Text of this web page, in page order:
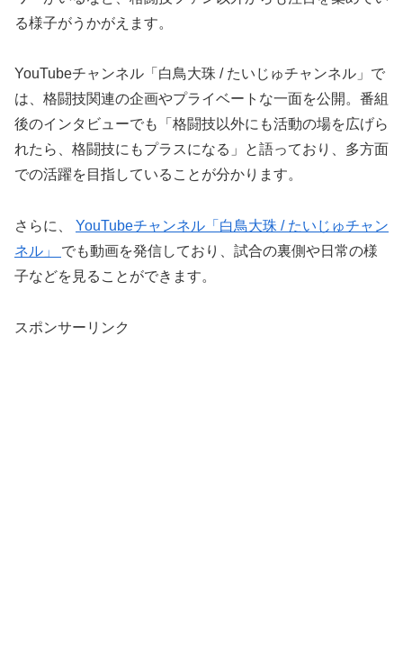
る様子がうかがえます。
YouTubeチャンネル「白鳥大珠 / たいじゅチャンネル」で
は、格闘技関連の企画やプライベートな一面を公開。番組
後のインタビューでも「格闘技以外にも活動の場を広げら
れたら、格闘技にもプラスになる」と語っており、多方面
での活躍を目指していることが分かります。
さらに、 YouTubeチャンネル「白鳥大珠 / たいじゅチャン
ネル」 でも動画を発信しており、試合の裏側や日常の様
子などを見ることができます。
スポンサーリンク